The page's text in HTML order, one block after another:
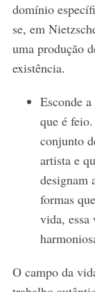
domínio
se, em
uma produção
existência.
Esconde
que é
conjunto
artista e
designam
formas
vida, essa
O campo da